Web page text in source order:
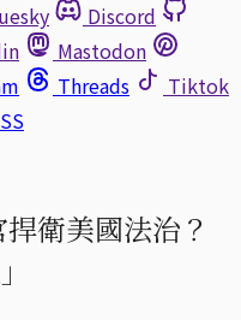
Discord
Mastodon
Threads
Tiktok
衛美國法治？